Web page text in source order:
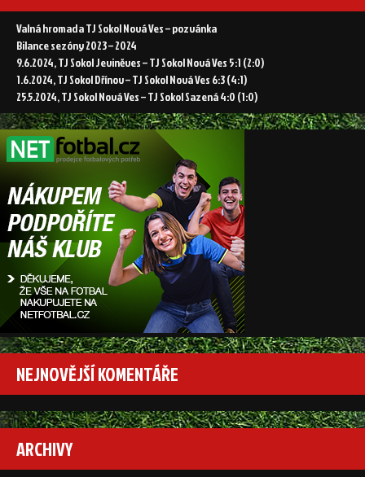
Valná hromada TJ Sokol Nová Ves – pozvánka
Bilance sezóny 2023 – 2024
9.6.2024, TJ Sokol Jeviněves – TJ Sokol Nová Ves 5:1 (2:0)
1.6.2024, TJ Sokol Dřínov – TJ Sokol Nová Ves 6:3 (4:1)
25.5.2024, TJ Sokol Nová Ves – TJ Sokol Sazená 4:0 (1:0)
NEJNOVĚJŠÍ KOMENTÁŘE
ARCHIVY